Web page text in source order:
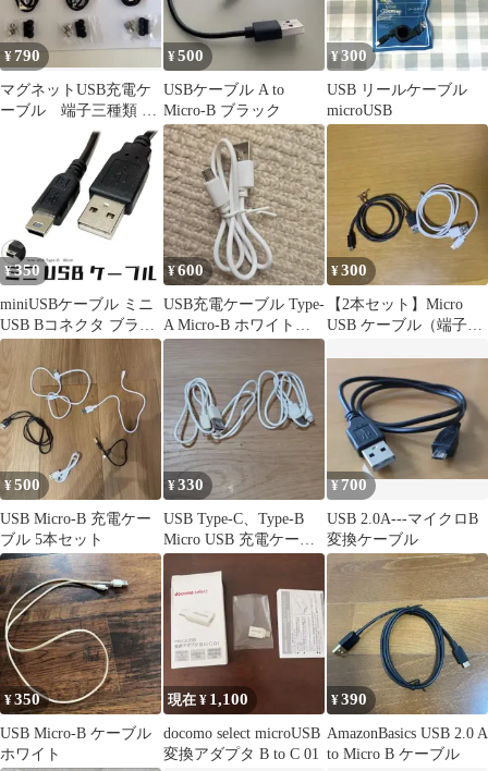
¥790
マグネットUSB充電ケ
ーブル 端子三種類 3
セット ケーブル 3本
¥500
USBケーブル A to
Micro-B ブラック
¥300
USB リールケーブル
microUSB
¥350
miniUSBケーブル ミニ
USB Bコネクタ ブラッ
ク 給電 データ通信対応
USB2.0 MINIUSB80
¥600
USB充電ケーブル Type-
A Micro-B ホワイト
0.5m
¥300
【2本セット】Micro
USB ケーブル（端子形
¥500
USB Micro-B 充電ケー
ブル 5本セット
¥330
USB Type-C、Type-B
Micro USB 充電ケーブ
ル 2本セット
¥700
USB 2.0A---マイクロB
変換ケーブル
¥350
USB Micro-B ケーブル
ホワイト
現在 ¥ 1,100
docomo select microUSB
変換アダプタ B to C 01
¥390
AmazonBasics USB 2.0 A
to Micro B ケーブル